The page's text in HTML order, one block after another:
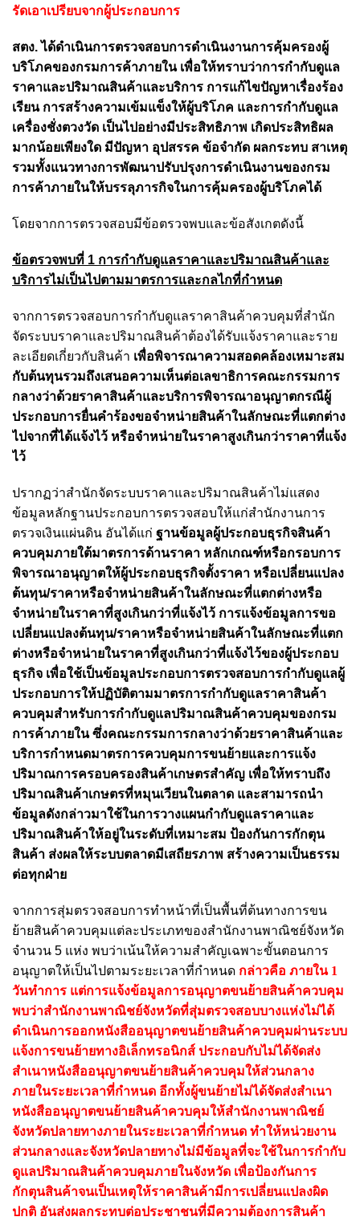
รัดเอาเปรียบจากผู้ประกอบการ
สตง. ได้ดำเนินการตรวจสอบการดำเนินงานการคุ้มครองผู้
บริโภคของกรมการค้าภายใน เพื่อให้ทราบว่าการกำกับดูแล
ราคาและปริมาณสินค้าและบริการ การแก้ไขปัญหาเรื่องร้อง
เรียน การสร้างความเข้มแข็งให้ผู้บริโภค และการกำกับดูแล
เครื่องชั่งตวงวัด เป็นไปอย่างมีประสิทธิภาพ เกิดประสิทธิผล
มากน้อยเพียงใด มีปัญหา อุปสรรค ข้อจำกัด ผลกระทบ สาเหตุ
รวมทั้งแนวทางการพัฒนาปรับปรุงการดำเนินงานของกรม
การค้าภายในให้บรรลุภารกิจในการคุ้มครองผู้บริโภคได้
โดยจากการตรวจสอบมีข้อตรวจพบและข้อสังเกตดังนี้
ข้อตรวจพบที่ 1 การกำกับดูแลราคาและปริมาณสินค้าและ
บริการไม่เป็นไปตามมาตรการและกลไกที่กำหนด
จากการตรวจสอบการกำกับดูแลราคาสินค้าควบคุมที่สำนัก
จัดระบบราคาและปริมาณสินค้าต้องได้รับแจ้งราคาและราย
ละเอียดเกี่ยวกับสินค้า เพื่อพิจารณาความสอดคล้องเหมาะสม
กับต้นทุนรวมถึงเสนอความเห็นต่อเลขาธิการคณะกรรมการ
กลางว่าด้วยราคาสินค้าและบริการพิจารณาอนุญาตกรณีผู้
ประกอบการยื่นคำร้องขอจำหน่ายสินค้าในลักษณะที่แตกต่าง
ไปจากที่ได้แจ้งไว้ หรือจำหน่ายในราคาสูงเกินกว่าราคาที่แจ้ง
ไว้
ปรากฏว่าสำนักจัดระบบราคาและปริมาณสินค้าไม่แสดง
ข้อมูลหลักฐานประกอบการตรวจสอบให้แก่สำนักงานการ
ตรวจเงินแผ่นดิน อันได้แก่ ฐานข้อมูลผู้ประกอบธุรกิจสินค้า
ควบคุมภายใต้มาตรการด้านราคา หลักเกณฑ์หรือกรอบการ
พิจารณาอนุญาตให้ผู้ประกอบธุรกิจตั้งราคา หรือเปลี่ยนแปลง
ต้นทุน/ราคาหรือจำหน่ายสินค้าในลักษณะที่แตกต่างหรือ
จำหน่ายในราคาที่สูงเกินกว่าที่แจ้งไว้ การแจ้งข้อมูลการขอ
เปลี่ยนแปลงต้นทุน/ราคาหรือจำหน่ายสินค้าในลักษณะที่แตก
ต่างหรือจำหน่ายในราคาที่สูงเกินกว่าที่แจ้งไว้ของผู้ประกอบ
ธุรกิจ เพื่อใช้เป็นข้อมูลประกอบการตรวจสอบการกำกับดูแลผู้
ประกอบการให้ปฏิบัติตามมาตรการกำกับดูแลราคาสินค้า
ควบคุมสำหรับการกำกับดูแลปริมาณสินค้าควบคุมของกรม
การค้าภายใน ซึ่งคณะกรรมการกลางว่าด้วยราคาสินค้าและ
บริการกำหนดมาตรการควบคุมการขนย้ายและการแจ้ง
ปริมาณการครอบครองสินค้าเกษตรสำคัญ เพื่อให้ทราบถึง
ปริมาณสินค้าเกษตรที่หมุนเวียนในตลาด และสามารถนำ
ข้อมูลดังกล่าวมาใช้ในการวางแผนกำกับดูแลราคาและ
ปริมาณสินค้าให้อยู่ในระดับที่เหมาะสม ป้องกันการกักตุน
สินค้า ส่งผลให้ระบบตลาดมีเสถียรภาพ สร้างความเป็นธรรม
ต่อทุกฝ่าย
จากการสุ่มตรวจสอบการทำหน้าที่เป็นพื้นที่ต้นทางการขน
ย้ายสินค้าควบคุมแต่ละประเภทของสำนักงานพาณิชย์จังหวัด
จำนวน 5 แห่ง พบว่าเน้นให้ความสำคัญเฉพาะขั้นตอนการ
อนุญาตให้เป็นไปตามระยะเวลาที่กำหนด กล่าวคือ ภายใน 1
วันทำการ แต่การแจ้งข้อมูลการอนุญาตขนย้ายสินค้าควบคุม
พบว่าสำนักงานพาณิชย์จังหวัดที่สุ่มตรวจสอบบางแห่งไม่ได้
ดำเนินการออกหนังสืออนุญาตขนย้ายสินค้าควบคุมผ่านระบบ
แจ้งการขนย้ายทางอิเล็กทรอนิกส์ ประกอบกับไม่ได้จัดส่ง
สำเนาหนังสืออนุญาตขนย้ายสินค้าควบคุมให้ส่วนกลาง
ภายในระยะเวลาที่กำหนด อีกทั้งผู้ขนย้ายไม่ได้จัดส่งสำเนา
หนังสืออนุญาตขนย้ายสินค้าควบคุมให้สำนักงานพาณิชย์
จังหวัดปลายทางภายในระยะเวลาที่กำหนด ทำให้หน่วยงาน
ส่วนกลางและจังหวัดปลายทางไม่มีข้อมูลที่จะใช้ในการกำกับ
ดูแลปริมาณสินค้าควบคุมภายในจังหวัด เพื่อป้องกันการ
กักตุนสินค้าจนเป็นเหตุให้ราคาสินค้ามีการเปลี่ยนแปลงผิด
ปกติ อันส่งผลกระทบต่อประชาชนที่มีความต้องการสินค้า